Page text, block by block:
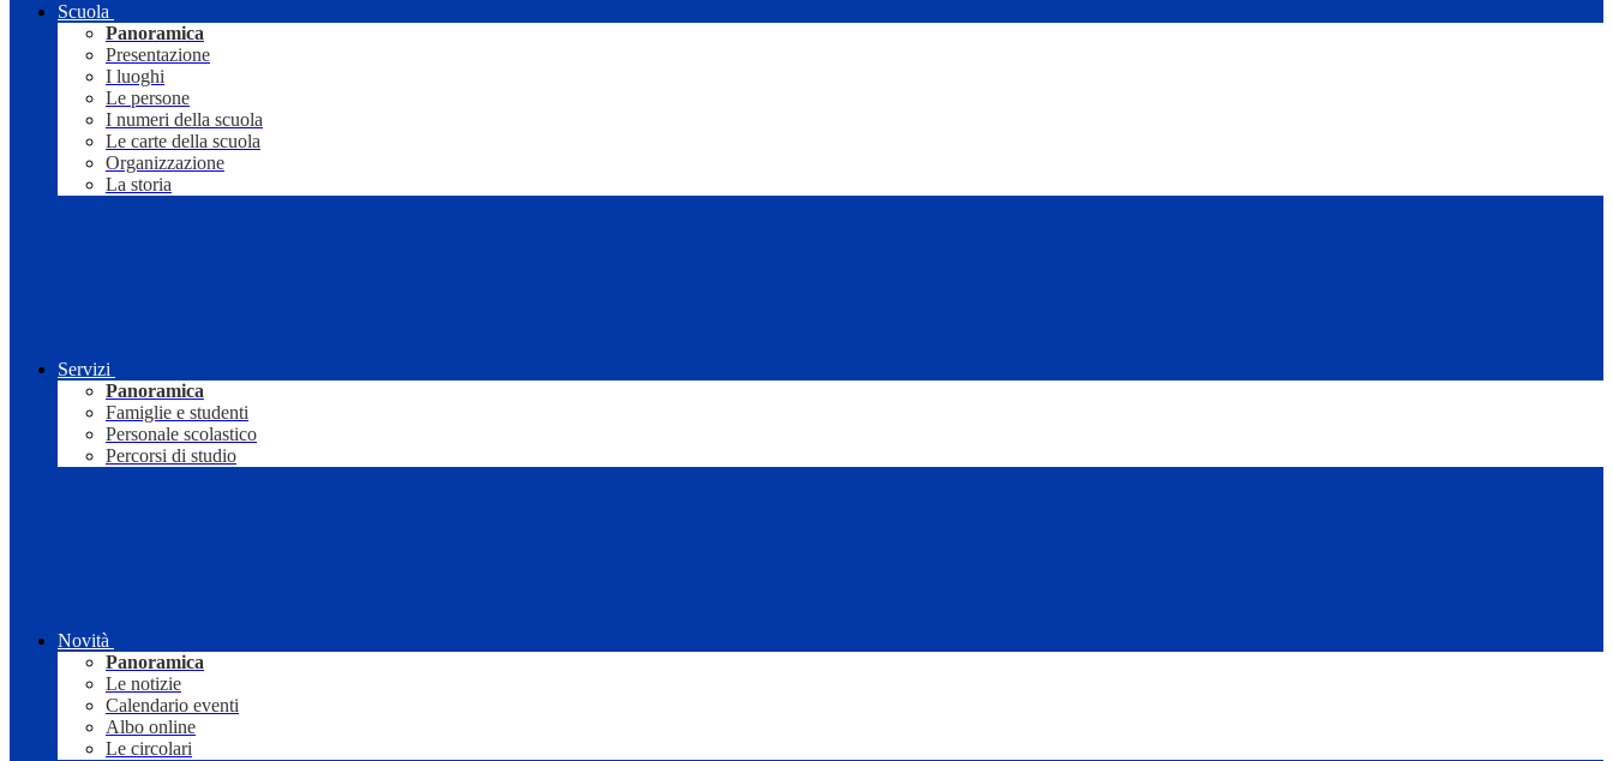
Scuola
Panoramica
Presentazione
I luoghi
Le persone
I numeri della scuola
Le carte della scuola
Organizzazione
La storia
Servizi
Panoramica
Famiglie e studenti
Personale scolastico
Percorsi di studio
Novità
Panoramica
Le notizie
Calendario eventi
Albo online
Le circolari